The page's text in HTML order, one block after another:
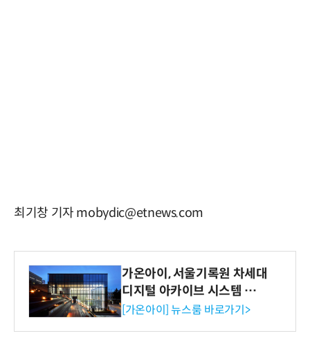
최기창 기자 mobydic@etnews.com
가온아이, 서울기록원 차세대
디지털 아카이브 시스템 구축
수행
[가온아이] 뉴스룸 바로가기>